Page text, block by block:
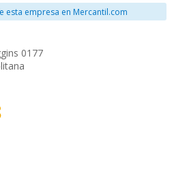
esta empresa en Mercantil.com
0177